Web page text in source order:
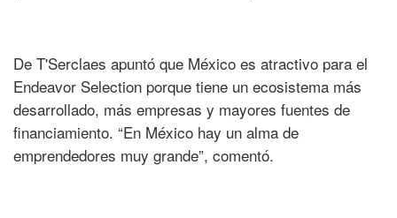
De T'Serclaes apuntó que México es atractivo para el
Endeavor Selection porque tiene un ecosistema más
desarrollado, más empresas y mayores fuentes de
financiamiento. “En México hay un alma de
emprendedores muy grande”, comentó.